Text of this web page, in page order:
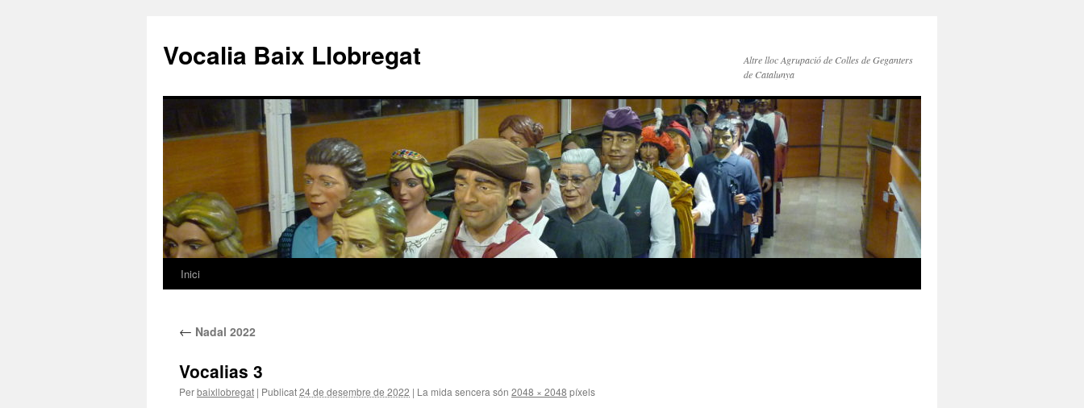
Vocalia Baix Llobregat
Altre lloc Agrupació de Colles de Geganters
de Catalunya
Vés
contingut
Inici
← Nadal 2022
Vocalias 3
Perbaixllobregat | Publicat24 de desembre de 2022 | La mida sencera són 2048 × 2048 píxels